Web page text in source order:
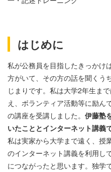
はじめに
私が公務員を目指したきっかけ
方がいて、その方の話を聞くう
じまりです。私は大学2年生ま
え、ボランティア活動等に励ん
の講座を受講しました。 伊藤塾
いたこととインターネット講義
私は実家から大学まで遠く、授
のインターネット講義を利用し
につながったと思います。独学